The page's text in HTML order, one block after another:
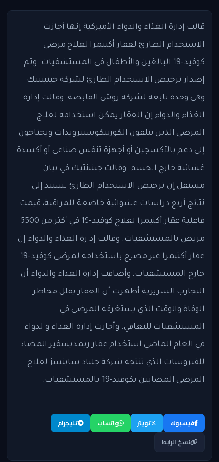
قالت إدارة الغذاء والدواء الأميركية إنها أجازت
الاستخدام الطارئ لعقار أكتيمرا لعلاج مرضي
كوفيد-19 البالغين والأطفال في المستشفيات. وتم
إصدار ترخيص الاستخدام الطارئ لشركة جينينتيك
وهي وحدة تابعة لشركة روش القابضة. وقالت إدارة
الغذاء والدواء إن العقار يمكن استخدامه لعلاج
المرضى الذين يتلقون الكورتيكوستيرويدات ويحتاجون
إلى دعم بالأكسجين أو أجهزة تنفس صناعي أو أكسدة
غشائية خارج الجسم. وقالت جينينتيك في بيان
مستقل إن ترخيص الاستخدام الطارئ يستند إلى
نتائج أربع دراسات عشوائية خاضعة للمراقبة، قيمت
فاعلية عقار أكتيمرا لعلاج كوفيد-19 في أكثر من 5500
مريض بالمستشفيات. وقالت إدارة الغذاء والدواء إن
عقار أكتيمرا غير مصرح باستخدامه لمرضى كوفيد-19
خارج المستشفيات. وأضافت إدارة الغذاء والدواء أن
التجارب السريرية أظهرت أن العقار يقلل مخاطر
الوفاة والوقت الذي يستغرقه المرضى في
المستشفيات للتعافي. وأجازت إدارة الغذاء والدواء
في العام الماضي استخدام عقار ريمديسفير المضاد
للفيروسات الذي تنتجه شركة جلياد ساينسز لعلاج
المرضى المصابين بكوفيد-19 بالمستشفيات.
فيسبوك تويتر واتساب
تليجرام
نسخ الرابط